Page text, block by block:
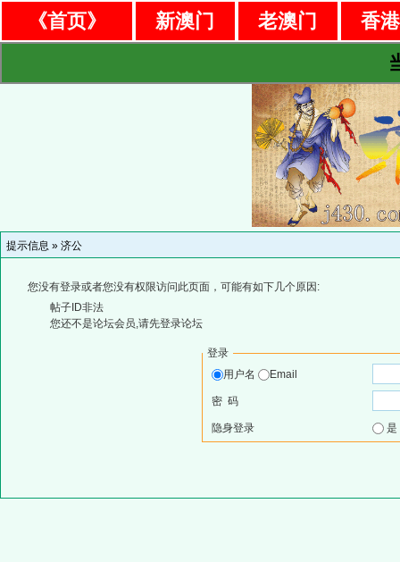
《首页》 新澳门 老澳门
香
提示信息 » 济公
您没有登录或者您没有权限访问此页面，可能有如下几个原因:
帖子ID非法
您还不是论坛会员,请先登录论坛
登录
用户名
Email
密 码
隐身登录